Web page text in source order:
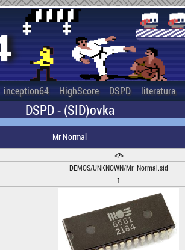
inception64 HighScore DSPD literatura
DSPD - (SID)ovka
Mr Normal
<?>
DEMOS/UNKNOWN/Mr_Normal.sid
1